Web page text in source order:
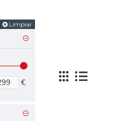
Limpiar
€